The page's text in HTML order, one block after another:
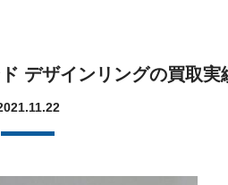
デザインリングの買取実